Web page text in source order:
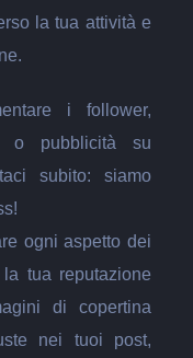
la tua attività e
i follower,
o pubblicità su
subito: siamo
ogni aspetto dei
tua reputazione
di copertina
nei tuoi post,